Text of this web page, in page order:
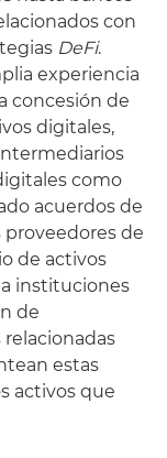
con
DeFi.
experiencia
concesión de
digitales,
como
acuerdos de
proveedores de
de activos
instituciones
de
estas
activos que